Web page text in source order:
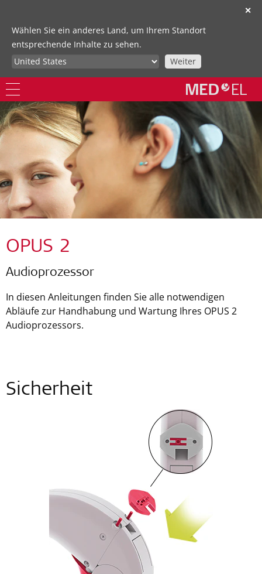
✕
Wählen Sie ein anderes Land, um Ihrem Standort
entsprechende Inhalte zu sehen.
Weiter
OPUS 2
Audioprozessor
In diesen Anleitungen finden Sie alle notwendigen
Abläufe zur Handhabung und Wartung Ihres OPUS 2
Audioprozessors.
Sicherheit